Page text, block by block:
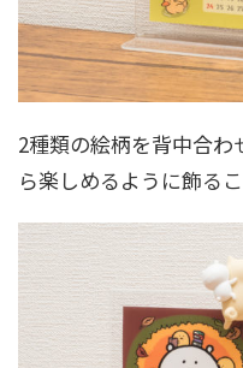
2種類の絵柄を背中合わ
ら楽しめるように飾るこ